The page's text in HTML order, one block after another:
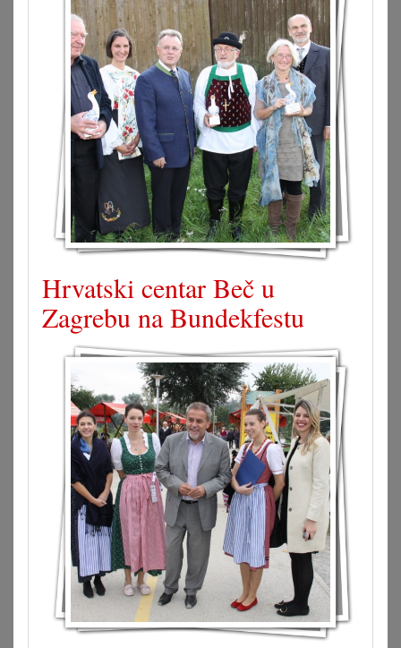
Hrvatski centar Beč u
Zagrebu na Bundekfestu